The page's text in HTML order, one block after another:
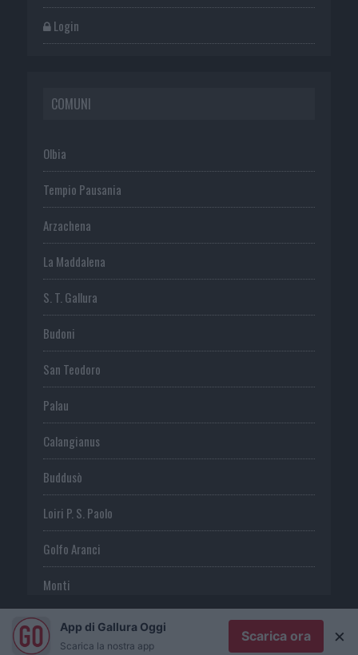
Login
COMUNI
Olbia
Tempio Pausania
Arzachena
La Maddalena
S. T. Gallura
Budoni
San Teodoro
Palau
Calangianus
Buddusò
Loiri P. S. Paolo
Golfo Aranci
Monti
TeltiApp di Gallura Oggi
Scarica la nostra app
Scarica ora ×